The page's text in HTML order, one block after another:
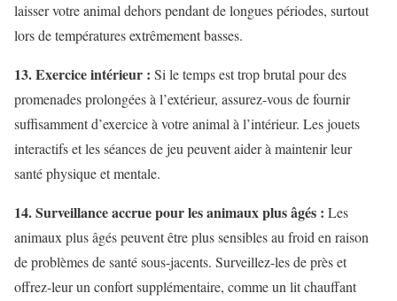
laisser votre animal dehors pendant de longues périodes, surtout
lors de températures extrêmement basses.
13. Exercice intérieur : Si le temps est trop brutal pour des
promenades prolongées à l’extérieur, assurez-vous de fournir
suffisamment d’exercice à votre animal à l’intérieur. Les jouets
interactifs et les séances de jeu peuvent aider à maintenir leur
santé physique et mentale.
14. Surveillance accrue pour les animaux plus âgés : Les
animaux plus âgés peuvent être plus sensibles au froid en raison
de problèmes de santé sous-jacents. Surveillez-les de près et
offrez-leur un confort supplémentaire, comme un lit chauffant